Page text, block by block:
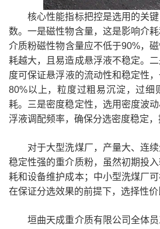
核心性能指标把控是选用的关键
数。一是磁性物含量，这是影响介
介质粉磁性物含量应不低于90%，
耗越大，且易造成悬浮液不稳定。
度可保证悬浮液的流动性和稳定性
80%以上，粒度过粗易沉淀，过细
耗。三是密度稳定性，选用密度波
浮液调配频率，确保分选密度稳定，
对于大型洗煤厂，产量大、连续
稳定性强的重介质粉，虽然初期投
耗和设备维护成本；中小型洗煤厂可
在保证分选效果的前提下，选择性价
垣曲天成重介质有限公司全体员